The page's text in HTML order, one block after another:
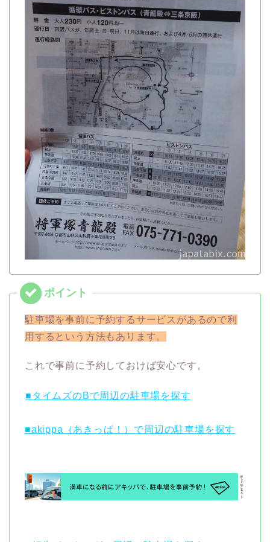
駐車場を事前に予約するサービスがあるので利
用するという方法もあります。
これで事前に予約しておけば安心です。
■タイムズのBで周辺の駐車場を探す
■akippa（あきっぱ！）で周辺の駐車場を探す